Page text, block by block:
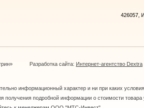
426057,
Разработка сайта: Интернет-агентство Dextra
информационный характер и ни при каких
подробной информации о стоимости товара